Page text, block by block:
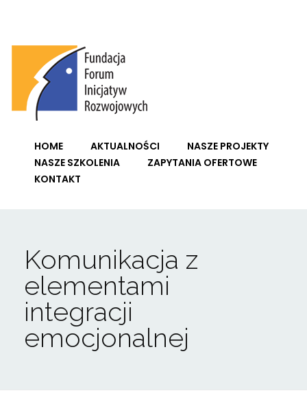
HOME AKTUALNOŚCI
NASZE PROJEKTY
NASZE SZKOLENIA
ZAPYTANIA OFERTOWE
KONTAKT
Komunikacja z
elementami
integracji
emocjonalnej